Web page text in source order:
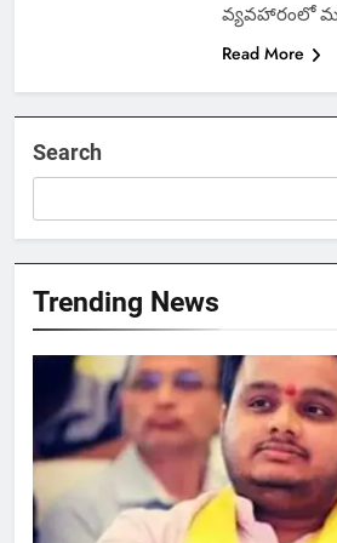
వ్యవహారంలో
Read More
Search
Trending News